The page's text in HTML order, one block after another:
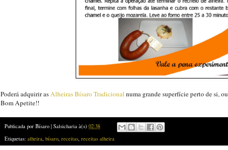
Poderá adquirir asAlheiras Bísaro Tradicional numa grande superfície perto de si, ou
Bom Apetite!!
Publicada por Bísaro | Salsicharia à(s) 02:38
Etiquetas: alheira, bísaro, receitas, receitas alheira